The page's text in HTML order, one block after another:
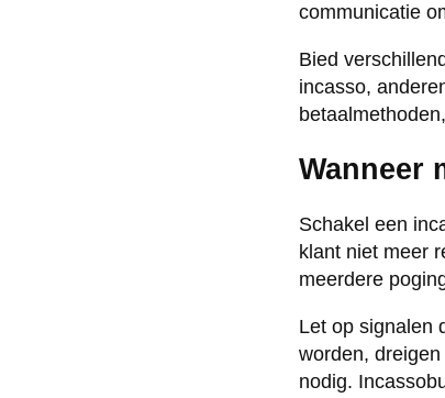
communicatie
Bied
incasso,
Wanneer
Schakel een
klant niet meer
meerdere
Let op signalen
worden,
nodig.